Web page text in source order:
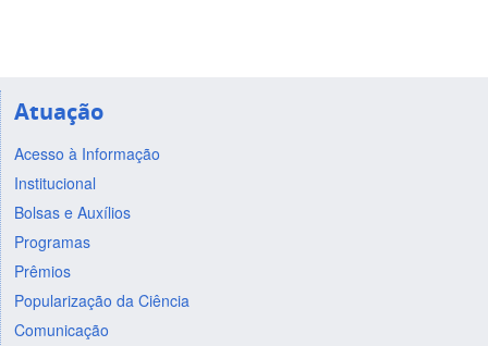
Atuação
Acesso à Informação
Institucional
Bolsas e Auxílios
Programas
Prêmios
Popularização da Ciência
Comunicação